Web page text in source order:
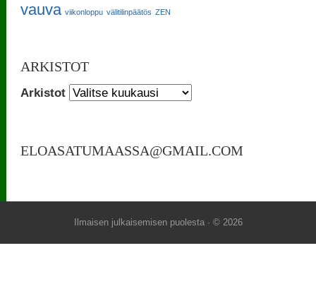
vauva viikonloppu välitilinpäätös ZEN
ARKISTOT
Arkistot
ELOASATUMAASSA@GMAIL.COM
Ilmaisen julkaisemisen puolesta · © 2026